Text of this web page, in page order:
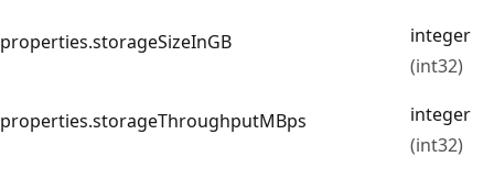
properties.storageSizeInGB
integer
(int32)
properties.storageThroughputMBps
integer
(int32)